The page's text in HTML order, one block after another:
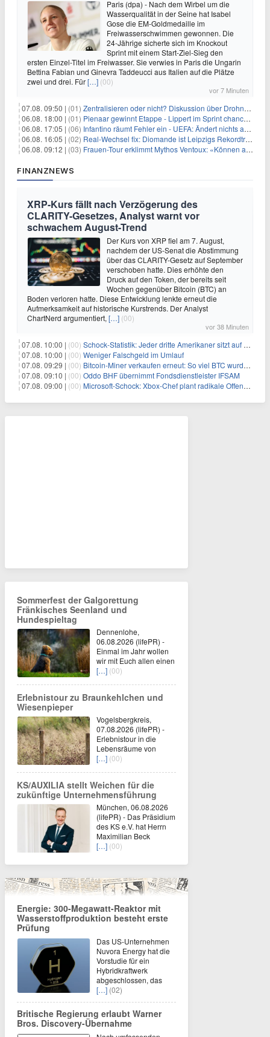
Paris (dpa) - Nach dem Wirbel um die
Wasserqualität in der Seine hat Isabel
Gose die EM-Goldmedaille im
Freiwasserschwimmen gewonnen. Die
24-Jährige sicherte sich im Knockout
Sprint mit einem Start-Ziel-Sieg den
ersten Einzel-Titel im Freiwasser. Sie verwies in Paris die Ungarin
Bettina Fabian und Ginevra Taddeucci aus Italien auf die Plätze
zwei und drei. Für[…] (00)
vor 7 Minuten
07.08. 09:50 | (01) Zentralisieren oder nicht? Diskussion über Drohnenabwehr
06.08. 18:00 | (01) Pienaar gewinnt Etappe - Lippert im Sprint chancenlos
06.08. 17:05 | (06) Infantino räumt Fehler ein - UEFA: Ändert nichts an Boykott
06.08. 16:05 | (02) Real-Wechsel fix: Diomande ist Leipzigs Rekordtransfer
06.08. 09:12 | (03) Frauen-Tour erklimmt Mythos Ventoux: «Können alles schaffen»
FINANZNEWS
XRP-Kurs fällt nach Verzögerung des
CLARITY-Gesetzes, Analyst warnt vor
schwachem August-Trend
Der Kurs von XRP fiel am 7. August,
nachdem der US-Senat die Abstimmung
über das CLARITY-Gesetz auf September
verschoben hatte. Dies erhöhte den
Druck auf den Token, der bereits seit
Wochen gegenüber Bitcoin (BTC) an
Boden verloren hatte. Diese Entwicklung lenkte erneut die
Aufmerksamkeit auf historische Kurstrends. Der Analyst
ChartNerd argumentiert, […] (00)
vor 38 Minuten
07.08. 10:00 | (00) Schock-Statistik: Jeder dritte Amerikaner sitzt auf dem Trockenen – warum Sparen zur Luxus-Aktivität wird
07.08. 10:00 | (00) Weniger Falschgeld im Umlauf
07.08. 09:29 | (00) Bitcoin-Miner verkaufen erneut: So viel BTC wurde angeblich abgesetzt
07.08. 09:10 | (00) Oddo BHF übernimmt Fondsdienstleister IFSAM
07.08. 09:00 | (00) Microsoft-Schock: Xbox-Chef plant radikale Offensive – Gewinnmarge bis 2030 verdoppelt?
Sommerfest der Galgorettung
Fränkisches Seenland und
Hundespieltag
Dennenlohe,
06.08.2026 (lifePR) -
Einmal im Jahr wollen
wir mit Euch allen einen
[…] (00)
Erlebnistour zu Braunkehlchen und
Wiesenpieper
Vogelsbergkreis,
07.08.2026 (lifePR) -
Erlebnistour in die
Lebensräume von
[…] (00)
KS/AUXILIA stellt Weichen für die
zukünftige Unternehmensführung
München, 06.08.2026
(lifePR) - Das Präsidium
des KS e.V. hat Herrn
Maximilian Beck
[…] (00)
Energie: 300-Megawatt-Reaktor mit
Wasserstoffproduktion besteht erste
Prüfung
Das US-Unternehmen
Nuvora Energy hat die
Vorstudie für ein
Hybridkraftwerk
abgeschlossen, das
[…] (02)
Britische Regierung erlaubt Warner
Bros. Discovery-Übernahme